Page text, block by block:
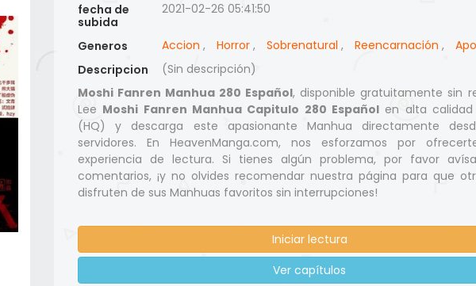
fecha de
subida
2021-02-26 05:41:50
Generos Accion , Horror , Sobrenatural , Reencarnación ,
Descripcion
(Sin descripción)
Moshi Fanren Manhua 280 Español, disponible gratuitamente sin
Lee Moshi Fanren Manhua Capitulo 280 Españolen alta calidad
(HQ) y descarga este apasionante Manhua directamente
servidores. En HeavenManga.com, nos esforzamos por
experiencia de lectura. Si tienes algún problema, por favor
comentarios, ¡y no olvides recomendar nuestra página para que
disfruten de sus Manhuas favoritos sin interrupciones!
Iniciar lectura
Ver capítulos